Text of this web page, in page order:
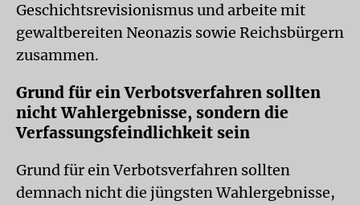
Geschichtsrevisionismus und arbeite mit
gewaltbereiten Neonazis sowie Reichsbürgern
zusammen.
Grund für ein Verbotsverfahren sollten
nicht Wahlergebnisse, sondern die
Verfassungsfeindlichkeit sein
Grund für ein Verbotsverfahren sollten
demnach nicht die jüngsten Wahlergebnisse,